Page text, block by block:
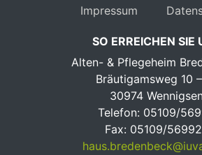
Impressum
SO ERREICHEN SIE
Alten- & Pflegeheim
Bräutigamsweg 10
30974
Telefon: 05109/
Fax: 05109/